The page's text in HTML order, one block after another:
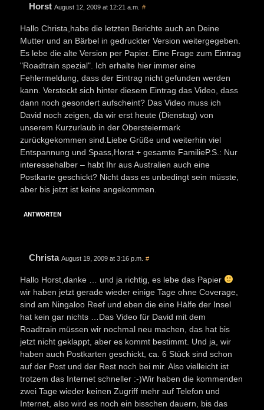
Horst August 12, 2009 at 12:21 a.m. #
Hallo Christa,habe die letzten Berichte auch an Deine
Mutter und an Bärbel in gedruckter Version weitergegeben.
Es lebe die alte Version per Papier. Eine Frage zum Eintrag
"Roadtrain spezial". Ich erhalte hier immer eine
Fehlermeldung, dass der Eintrag nicht gefunden werden
kann. Versteckt sich hinter diesem Eintrag das Video, dass
dann noch gesondert aufscheint? Das Video muss ich
David noch zeigen, da wir erst heute (Dienstag) von
unserem Kurzurlaub in der Obersteiermark
zurückgekommen sind.Liebe Grüße und weiterhin viel
Entspannung und Spass,Horst + gesamte FamilieP.S.: Nur
interessehalber – habt Ihr aus Australien auch eine
Postkarte geschickt? Nicht dass es unbedingt sein müsste,
aber bis jetzt ist keine angekommen.
ANTWORTEN
Christa August 19, 2009 at 3:16 p.m. #
Hallo Horst,danke … und ja richtig, es lebe das Papier
wir haben jetzt gerade wieder einige Tage ohne Coverage,
sind am Ningaloo Reef und eben die eine Hälfe der Insel
hat kein gar nichts …Das Video für David mit dem
Roadtrain müssen wir nochmal neu machen, das hat bis
jetzt nicht geklappt, aber es kommt bestimmt. Und ja, wir
haben auch Postkarten geschickt, ca. 6 Stück sind schon
auf der Post und der Rest noch bei mir. Also vielleicht ist
trotzem das Internet schneller :-)Wir haben die kommenden
zwei Tage wieder keinen Zugriff mehr auf Telefon und
Internet, also wird es noch ein bisschen dauern, bis das